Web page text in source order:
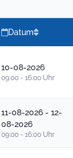
Datum
10-08-2026
09:00 - 16:00 Uhr
11-08-2026 - 12-
08-2026
09:00 - 16:00 Uhr